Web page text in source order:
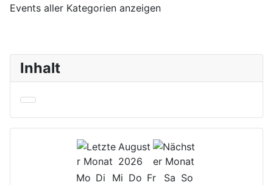
Events aller Kategorien anzeigen
Inhalt
August
2026
Mo Di Mi Do Fr Sa So